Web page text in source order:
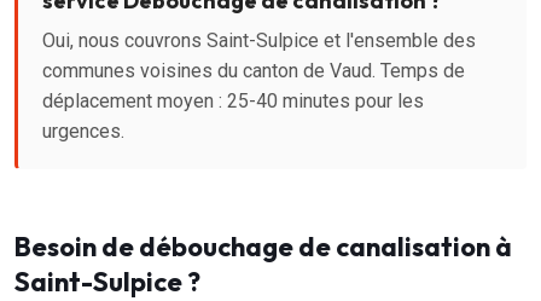
Oui, nous couvrons Saint-Sulpice et l'ensemble des
communes voisines du canton de Vaud. Temps de
déplacement moyen : 25-40 minutes pour les
urgences.
Besoin de débouchage de canalisation à
Saint-Sulpice ?